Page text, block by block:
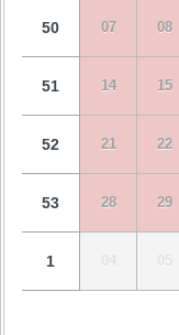
50 07 08
51 14 15
52 21 22
53 28 29
1 05